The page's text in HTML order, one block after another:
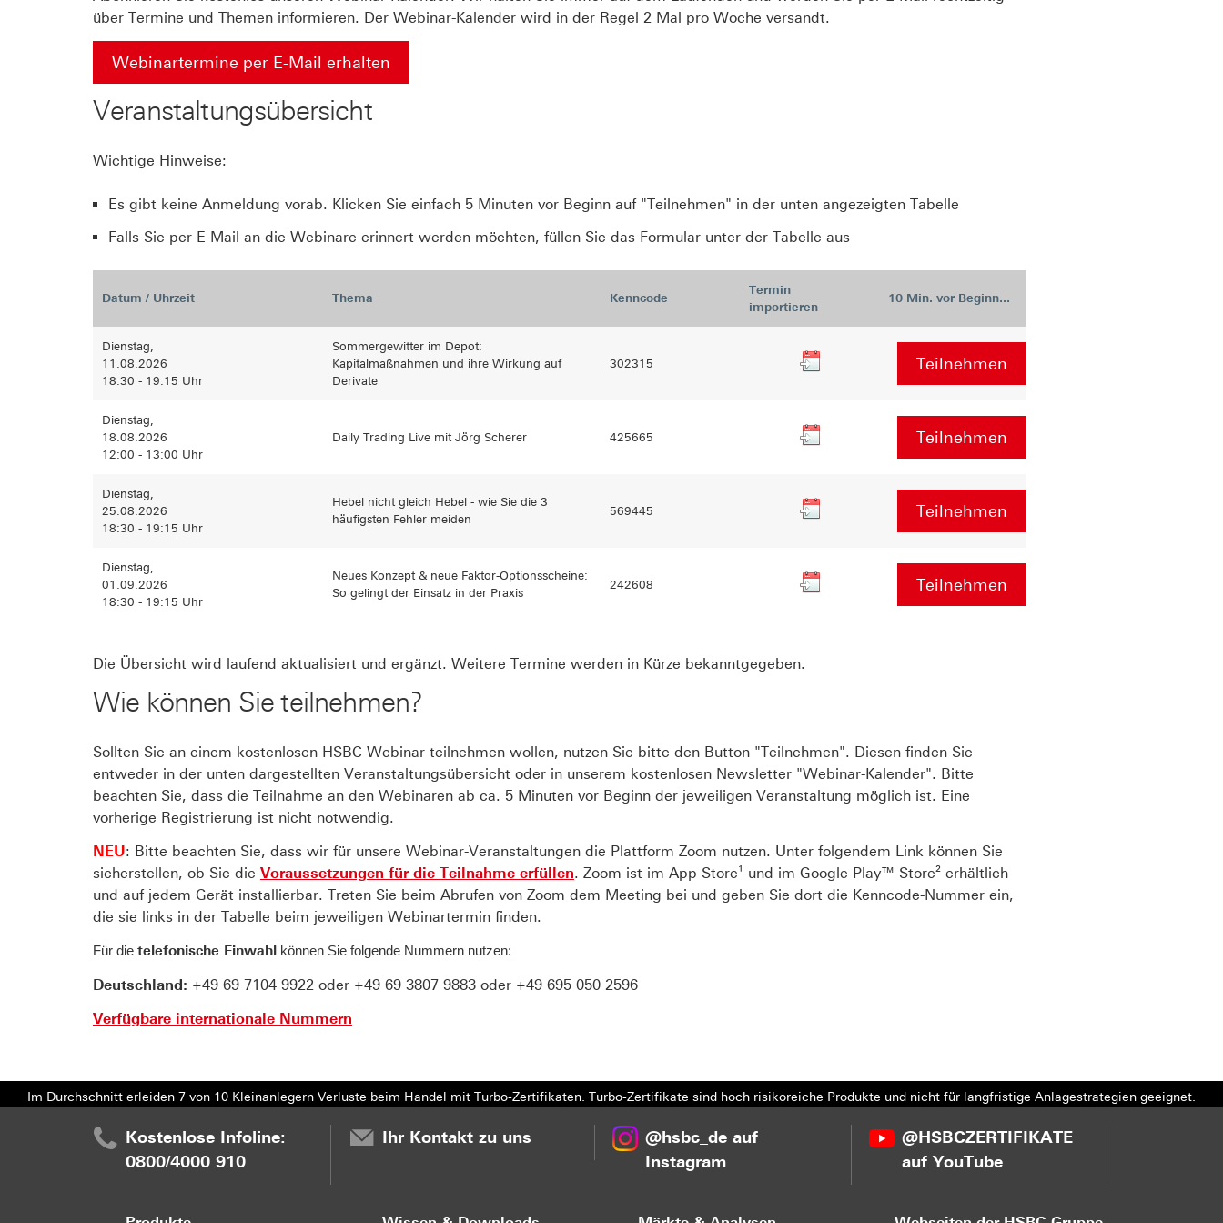
über Termine und Themen informieren. Der Webinar-Kalender wird in der Regel 2 Mal pro Woche versandt.
Webinartermine per E-Mail erhalten
Veranstaltungsübersicht
Wichtige Hinweise:
Es gibt keine Anmeldung vorab. Klicken Sie einfach 5 Minuten vor Beginn auf "Teilnehmen" in der unten angezeigten Tabelle
Falls Sie per E-Mail an die Webinare erinnert werden möchten, füllen Sie das Formular unter der Tabelle aus
Datum / Uhrzeit Thema Kenncode
Termin
importieren
10 Min. vor Beginn...
Dienstag,
11.08.2026
18:30 - 19:15 Uhr
Sommergewitter im Depot:
Kapitalmaßnahmen und ihre Wirkung auf
Derivate
302315 Teilnehmen
Dienstag,
18.08.2026
12:00 - 13:00 Uhr
Daily Trading Live mit Jörg Scherer 425665 Teilnehmen
Dienstag,
25.08.2026
18:30 - 19:15 Uhr
Hebel nicht gleich Hebel - wie Sie die 3
häufigsten Fehler meiden
569445 Teilnehmen
Dienstag,
01.09.2026
18:30 - 19:15 Uhr
Neues Konzept & neue Faktor-Optionsscheine:
So gelingt der Einsatz in der Praxis
242608 Teilnehmen
Die Übersicht wird laufend aktualisiert und ergänzt. Weitere Termine werden in Kürze bekanntgegeben.
Wie können Sie teilnehmen?
Sollten Sie an einem kostenlosen HSBC Webinar teilnehmen wollen, nutzen Sie bitte den Button "Teilnehmen". Diesen finden Sie
entweder in der unten dargestellten Veranstaltungsübersicht oder in unserem kostenlosen Newsletter "Webinar-Kalender". Bitte
beachten Sie, dass die Teilnahme an den Webinaren ab ca. 5 Minuten vor Beginn der jeweiligen Veranstaltung möglich ist. Eine
vorherige Registrierung ist nicht notwendig.
NEU: Bitte beachten Sie, dass wir für unsere Webinar-Veranstaltungen die Plattform Zoom nutzen. Unter folgendem Link können Sie
sicherstellen, ob Sie die Voraussetzungen für die Teilnahme erfüllen. Zoom ist im App Store¹ und im Google Play™ Store² erhältlich
und auf jedem Gerät installierbar. Treten Sie beim Abrufen von Zoom dem Meeting bei und geben Sie dort die Kenncode-Nummer ein,
die sie links in der Tabelle beim jeweiligen Webinartermin finden.
Für die telefonische Einwahl können Sie folgende Nummern nutzen:
Deutschland: +49 69 7104 9922 oder +49 69 3807 9883 oder +49 695 050 2596
Verfügbare internationale Nummern
Im Durchschnitt erleiden 7 von 10 Kleinanlegern Verluste beim Handel mit Turbo-Zertifikaten. Turbo-Zertifikate sind hoch risikoreiche Produkte und nicht für langfristige Anlagestrategien geeignet.
Kostenlose Infoline:
0800/4000 910
Ihr Kontakt zu uns
@hsbc_de auf
Instagram
@HSBCZERTIFIKATE
auf YouTube